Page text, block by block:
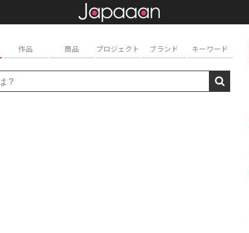
作品 商品 プロジェクト ブランド キーワード